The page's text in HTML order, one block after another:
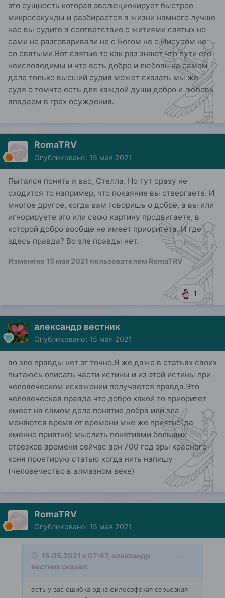
это сущность которая эволюционирует быстрее
микросекунды и разбирается в жизни намного лучше
нас вы судите в соответствие с житиями святых но
сами не разговаривали не с Богом не с Иисусом не
со святыми.Вот святые то как раз знают что пути его
неисповедимы и что есть добро и любовь на самом
деле только высший судия может сказать мы же
судя о томчто есть для каждой души добро и любовь
впадаем в грех осуждения.
RomaTRV
Опубликовано: 15 мая 2021
Пытался понять я вас, Стелла. Но тут сразу не
сходится то например, что покаяние вы отвергаете. И
многое другое, когда вам говоришь о добре, а вы или
игнорируете это или свою картину продвигаете, в
которой добро вообще не имеет приоритета. И где
здесь правда? Во зле правды нет.
Изменено 15 мая 2021 пользователем RomaTRV
1
александр вестник
Опубликовано: 15 мая 2021
во зле правды нет эт точно.Я же даже в статьях своих
пытаюсь описать части истины и из этой истины при
человеческом искажении получается правда.Это
человеческая правда что добро какой то приоритет
имеет на самом деле понятие добра или зла
меняются время от времени мне же приятно(да
именно приятно) мыслить понятиями больших
отрезков времени сейчас вон 700 год эры красного
коня проетирую статью когда нить напишу
(человечество в алмазном веке)
RomaTRV
Опубликовано: 15 мая 2021
15.05.2021 в 07:47, александр
вестник сказал:
есть у вас ошибка одна философская серьезная